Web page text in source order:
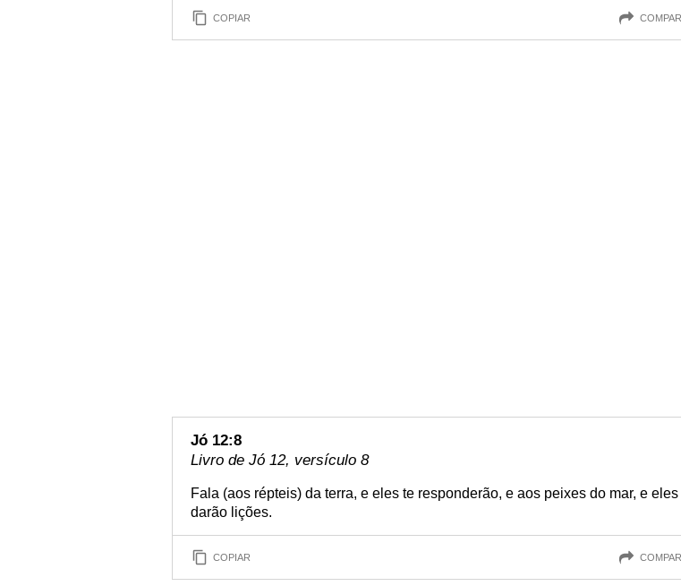
COPIAR
Jó 12:8
Livro de Jó 12, versículo 8
Fala (aos répteis) da terra, e eles te responderão, e aos peixes do mar, e eles
darão lições.
COPIAR